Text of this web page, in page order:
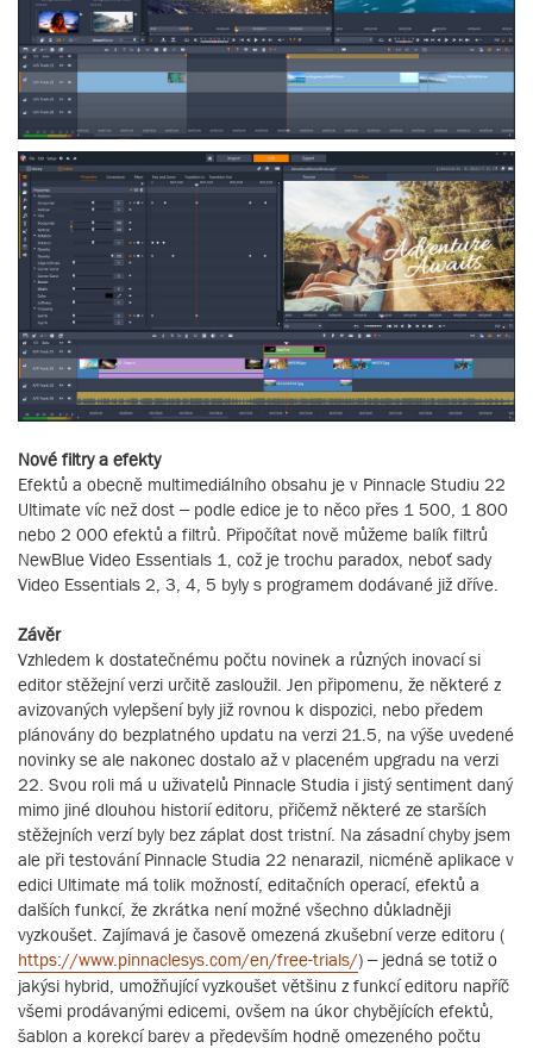
Nové filtry a efekty
Efektů a obecně multimediálního obsahu je v Pinnacle Studiu 22
Ultimate víc než dost – podle edice je to něco přes 1 500, 1 800
nebo 2 000 efektů a filtrů. Připočítat nově můžeme balík filtrů
NewBlue Video Essentials 1, což je trochu paradox, neboť sady
Video Essentials 2, 3, 4, 5 byly s programem dodávané již dříve.
Závěr
Vzhledem k dostatečnému počtu novinek a různých inovací si
editor stěžejní verzi určitě zasloužil. Jen připomenu, že některé z
avizovaných vylepšení byly již rovnou k dispozici, nebo předem
plánovány do bezplatného updatu na verzi 21.5, na výše uvedené
novinky se ale nakonec dostalo až v placeném upgradu na verzi
22. Svou roli má u uživatelů Pinnacle Studia i jistý sentiment daný
mimo jiné dlouhou historií editoru, přičemž některé ze starších
stěžejních verzí byly bez záplat dost tristní. Na zásadní chyby jsem
ale při testování Pinnacle Studia 22 nenarazil, nicméně aplikace v
edici Ultimate má tolik možností, editačních operací, efektů a
dalších funkcí, že zkrátka není možné všechno důkladněji
vyzkoušet. Zajímavá je časově omezená zkušební verze editoru (
https://www.pinnaclesys.com/en/free-trials/) – jedná se totiž o
jakýsi hybrid, umožňující vyzkoušet většinu z funkcí editoru napříč
všemi prodávanými edicemi, ovšem na úkor chybějících efektů,
šablon a korekcí barev a především hodně omezeného počtu